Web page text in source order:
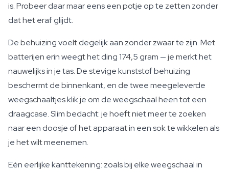
is. Probeer daar maar eens een potje op te zetten zonder
dat het eraf glijdt.
De behuizing voelt degelijk aan zonder zwaar te zijn. Met
batterijen erin weegt het ding 174,5 gram — je merkt het
nauwelijks in je tas. De stevige kunststof behuizing
beschermt de binnenkant, en de twee meegeleverde
weegschaaltjes klik je om de weegschaal heen tot een
draagcase. Slim bedacht: je hoeft niet meer te zoeken
naar een doosje of het apparaat in een sok te wikkelen als
je het wilt meenemen.
Eén eerlijke kanttekening: zoals bij elke weegschaal in